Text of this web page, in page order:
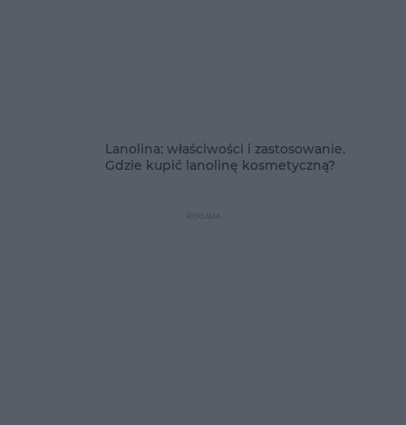
Lanolina: właściwości i zastosowanie.
Gdzie kupić lanolinę kosmetyczną?